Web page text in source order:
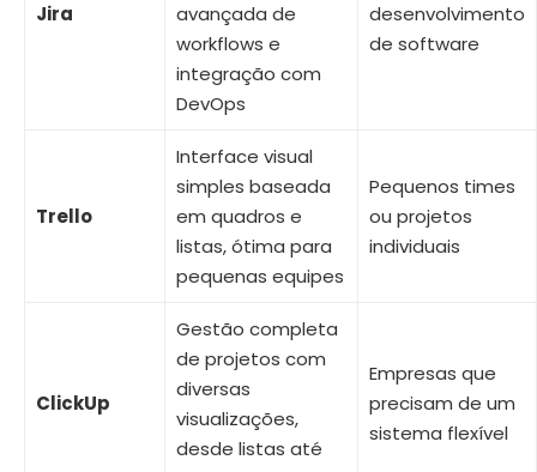
Jira
avançada de
workflows e
integração com
DevOps
desenvolvimento
de software
Trello
Interface visual
simples baseada
em quadros e
listas, ótima para
pequenas equipes
Pequenos times
ou projetos
individuais
ClickUp
Gestão completa
de projetos com
diversas
visualizações,
desde listas até
Empresas que
precisam de um
sistema flexível